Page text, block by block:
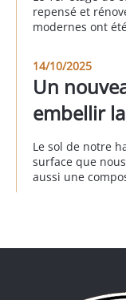
repensé et
modernes ont
rendu global de
au 3eme
14/10/2025
Un
embellir
Le sol de notre
surface que
aussi une
lequel l’ancien